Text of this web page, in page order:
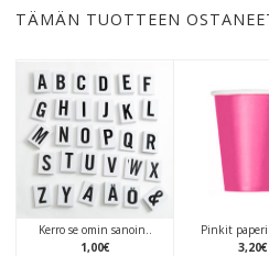
TÄMÄN TUOTTEEN
Kerro se omin sanoin..
1,00€
Pinkit
3,20€